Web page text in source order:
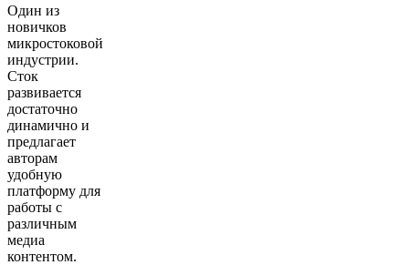
Один из
новичков
микростоковой
индустрии.
Сток
развивается
достаточно
динамично и
предлагает
авторам
удобную
платформу для
работы с
различным
медиа
контентом.